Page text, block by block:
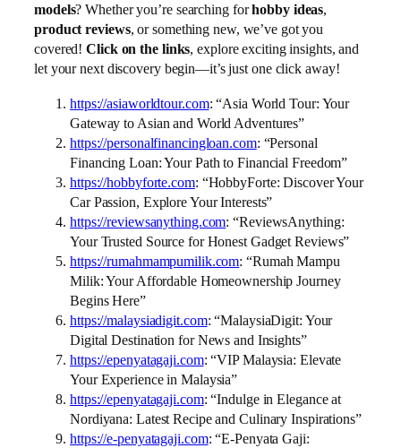
models? Whether you’re searching forhobby ideas,
product reviews, or something new, we’ve got you
covered!Click on the links, explore exciting insights, and
let your next discovery begin—it’s just one click away!
https://asiaworldtour.com: “Asia World Tour: Your
Gateway to Asian and World Adventures”
https://personalfinancingloan.com: “Personal
Financing Loan: Your Path to Financial Freedom”
https://hobbyforte.com: “HobbyForte: Discover Your
Car Passion, Explore Your Interests”
https://reviewsanything.com: “ReviewsAnything:
Your Trusted Source for Honest Gadget Reviews”
https://rumahmampumilik.com: “Rumah Mampu
Milik: Your Affordable Homeownership Journey
Begins Here”
https://malaysiadigit.com: “MalaysiaDigit: Your
Digital Destination for News and Insights”
https://epenyatagaji.com: “VIP Malaysia: Elevate
Your Experience in Malaysia”
https://epenyatagaji.com: “Indulge in Elegance at
Nordiyana: Latest Recipe and Culinary Inspirations”
https://e-penyatagaji.com: “E-Penyata Gaji: